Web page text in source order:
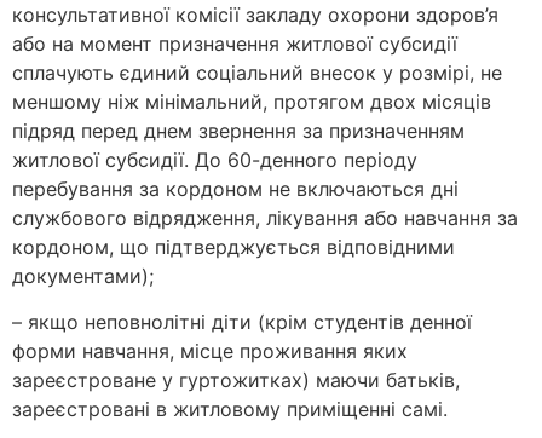
консультативної комісії закладу охорони здоров’я
або на момент призначення житлової субсидії
сплачують єдиний соціальний внесок у розмірі, не
меншому ніж мінімальний, протягом двох місяців
підряд перед днем звернення за призначенням
житлової субсидії. До 60-денного періоду
перебування за кордоном не включаються дні
службового відрядження, лікування або навчання за
кордоном, що підтверджується відповідними
документами);
– якщо неповнолітні діти (крім студентів денної
форми навчання, місце проживання яких
зареєстроване у гуртожитках) маючи батьків,
зареєстровані в житловому приміщенні самі.